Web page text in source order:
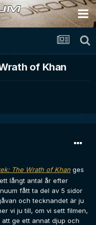
of Khan
The Wrath of Khan ges
långt antal år efter
fått ta del av 5 sidor
och tecknandet är ju
vi ju till, om vi sett filmen,
ge ett annat djup och